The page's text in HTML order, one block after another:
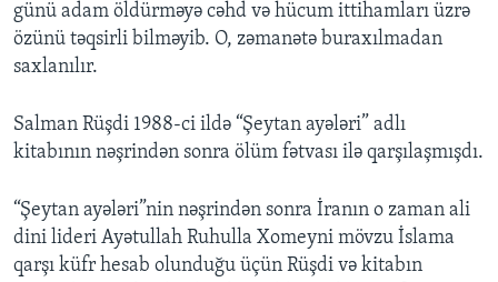
günü adam öldürməyə cəhd və hücum ittihamları üzrə
özünü təqsirli bilməyib. O, zəmanətə buraxılmadan
saxlanılır.
Salman Rüşdi 1988-ci ildə “Şeytan ayələri” adlı
kitabının nəşrindən sonra ölüm fətvası ilə qarşılaşmışdı.
“Şeytan ayələri”nin nəşrindən sonra İranın o zaman ali
dini lideri Ayətullah Ruhulla Xomeyni mövzu İslama
qarşı küfr hesab olunduğu üçün Rüşdi və kitabın